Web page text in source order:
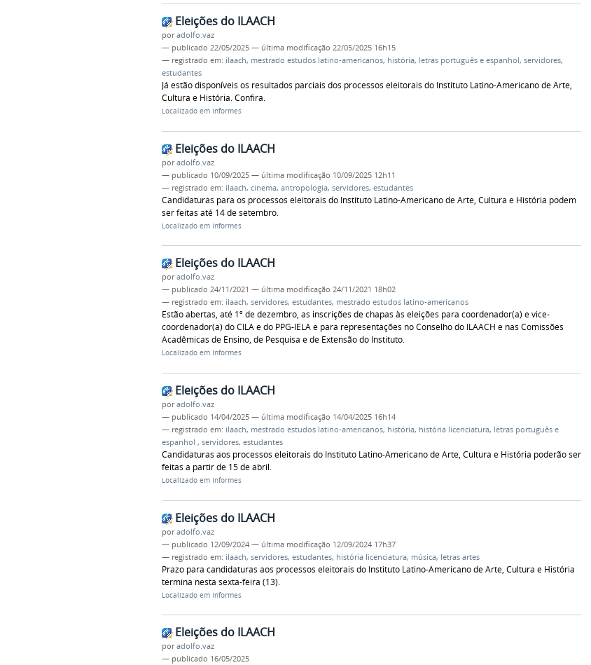
Eleições do ILAACH
poradolfo.vaz
— publicado 22/05/2025 — última modificação 22/05/2025 16h15
— registrado em: ilaach, mestrado estudos latino-americanos, história, letras português e espanhol, servidores,
estudantes
Já estão disponíveis os resultados parciais dos processos eleitorais do Instituto Latino-Americano de Arte,
Cultura e História. Confira.
Localizado em Informes
Eleições do ILAACH
poradolfo.vaz
— publicado 10/09/2025 — última modificação 10/09/2025 12h11
— registrado em: ilaach, cinema, antropologia, servidores, estudantes
Candidaturas para os processos eleitorais do Instituto Latino-Americano de Arte, Cultura e História podem
ser feitas até 14 de setembro.
Localizado em Informes
Eleições do ILAACH
poradolfo.vaz
— publicado 24/11/2021 — última modificação 24/11/2021 18h02
— registrado em: ilaach, servidores, estudantes, mestrado estudos latino-americanos
Estão abertas, até 1º de dezembro, as inscrições de chapas às eleições para coordenador(a) e vice-
coordenador(a) do CILA e do PPG-IELA e para representações no Conselho do ILAACH e nas Comissões
Acadêmicas de Ensino, de Pesquisa e de Extensão do Instituto.
Localizado em Informes
Eleições do ILAACH
poradolfo.vaz
— publicado 14/04/2025 — última modificação 14/04/2025 16h14
— registrado em: ilaach, mestrado estudos latino-americanos, história, história licenciatura, letras português e
espanhol , servidores, estudantes
Candidaturas aos processos eleitorais do Instituto Latino-Americano de Arte, Cultura e História poderão ser
feitas a partir de 15 de abril.
Localizado em Informes
Eleições do ILAACH
poradolfo.vaz
— publicado 12/09/2024 — última modificação 12/09/2024 17h37
— registrado em: ilaach, servidores, estudantes, história licenciatura, música, letras artes
Prazo para candidaturas aos processos eleitorais do Instituto Latino-Americano de Arte, Cultura e História
termina nesta sexta-feira (13).
Localizado em Informes
Eleições do ILAACH
poradolfo.vaz
— publicado 16/05/2025